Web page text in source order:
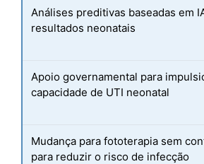
Análises preditivas baseadas em
resultados neonatais
Apoio governamental para
capacidade de UTI neonatal
Mudança para fototerapia sem
para reduzir o risco de infecção